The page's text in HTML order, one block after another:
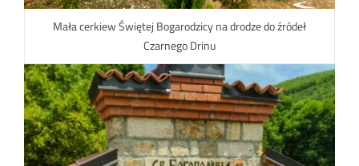
Mała cerkiew Świętej Bogarodzicy na drodze do źródeł
Czarnego Drinu